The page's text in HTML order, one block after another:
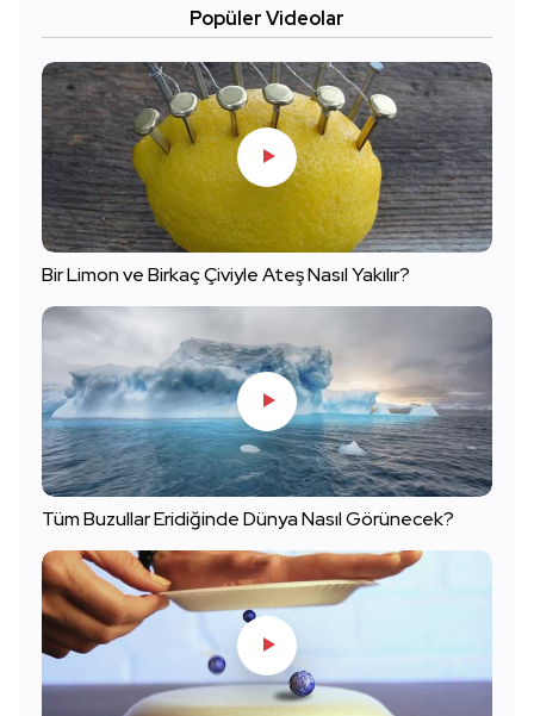
Popüler Videolar
Bir Limon ve Birkaç Çiviyle Ateş Nasıl Yakılır?
Tüm Buzullar Eridiğinde Dünya Nasıl Görünecek?